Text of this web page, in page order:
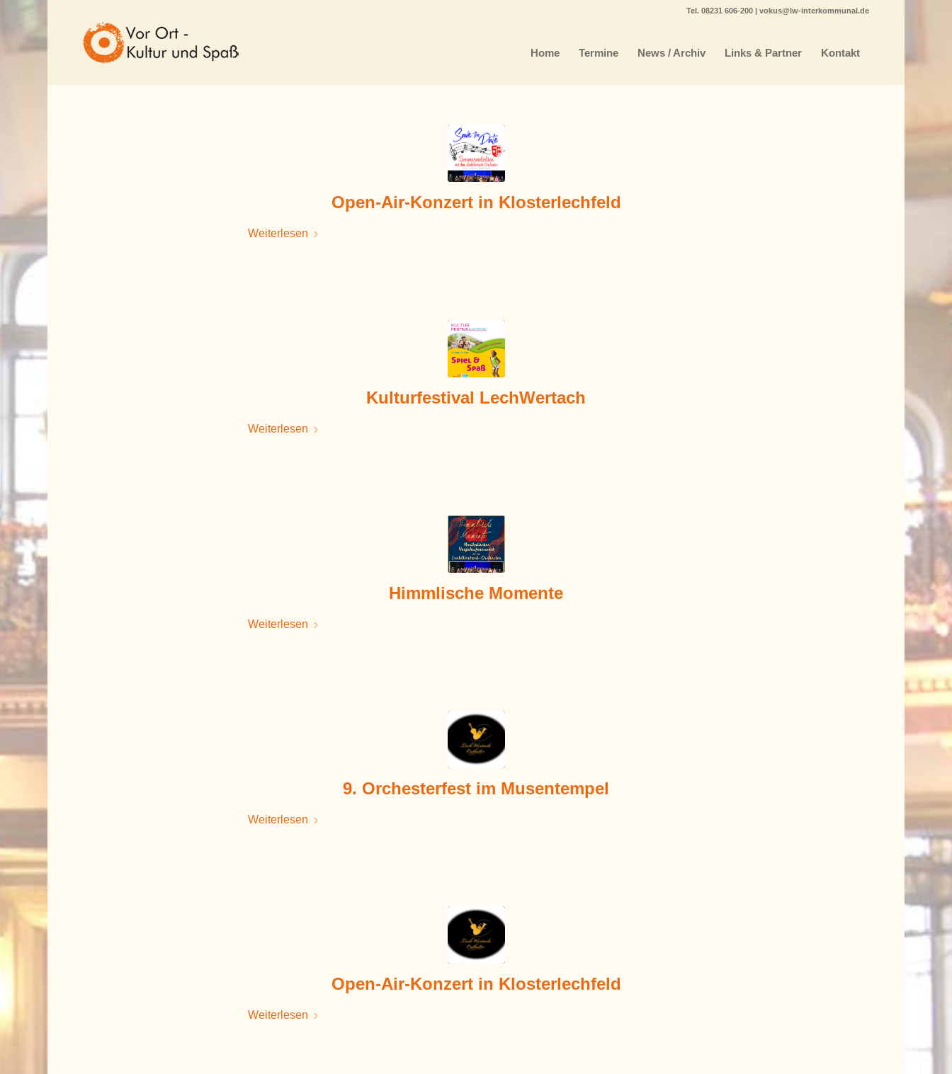
Tel. 08231 606-200 | vokus@lw-interkommunal.de
Home Termine News / Archiv Links & Partner Kontakt
Open-Air-Konzert in Klosterlechfeld
Weiterlesen
Kulturfestival LechWertach
Weiterlesen
Himmlische Momente
Weiterlesen
9. Orchesterfest im Musentempel
Weiterlesen
Open-Air-Konzert in Klosterlechfeld
Weiterlesen